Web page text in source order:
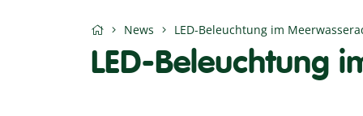
News LED-Beleuchtung im
LED-Beleuchtung